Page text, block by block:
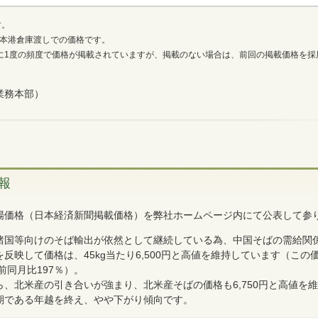
港倉庫渡しでの価格です。
1度の頻度で価格が掲載されていますが、掲載のない場合は、前回の掲載価格を採
本部）
格（日本経済新聞掲載価格）を弊社ホームページ内にて公表して参
等向けのそば輸出が依然として継続している為、中国そばの需給関
反映して価格は、45kg当たり6,500円と高値を維持しています（この
同月比197％）。
、北米産の引き合いが強まり、北米産そばの価格も6,750円と高値を
ある年越を終え、やや下がり傾向です。